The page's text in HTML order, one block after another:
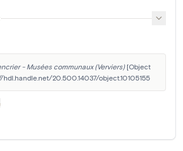
- Musées communaux (Verviers) [Object
20.500.14037/object.10105155